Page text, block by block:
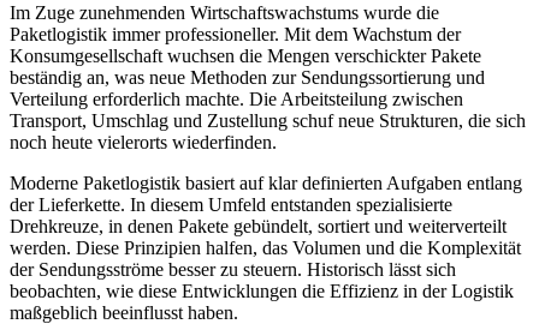
Im Zuge zunehmenden Wirtschaftswachstums wurde die
Paketlogistik immer professioneller. Mit dem Wachstum der
Konsumgesellschaft wuchsen die Mengen verschickter Pakete
beständig an, was neue Methoden zur Sendungssortierung und
Verteilung erforderlich machte. Die Arbeitsteilung zwischen
Transport, Umschlag und Zustellung schuf neue Strukturen, die sich
noch heute vielerorts wiederfinden.
Moderne Paketlogistik basiert auf klar definierten Aufgaben entlang
der Lieferkette. In diesem Umfeld entstanden spezialisierte
Drehkreuze, in denen Pakete gebündelt, sortiert und weiterverteilt
werden. Diese Prinzipien halfen, das Volumen und die Komplexität
der Sendungsströme besser zu steuern. Historisch lässt sich
beobachten, wie diese Entwicklungen die Effizienz in der Logistik
maßgeblich beeinflusst haben.